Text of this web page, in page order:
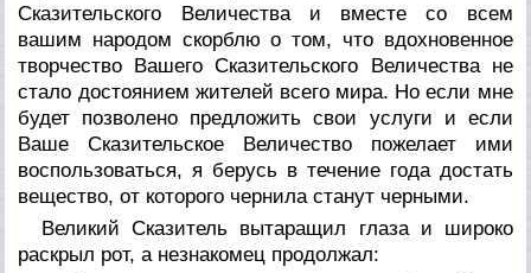
Сказительского Величества и вместе со всем
вашим народом скорблю о том, что вдохновенное
творчество Вашего Сказительского Величества не
стало достоянием жителей всего мира. Но если мне
будет позволено предложить свои услуги и если
Ваше Сказительское Величество пожелает ими
воспользоваться, я берусь в течение года достать
вещество, от которого чернила станут черными.
Великий Сказитель вытаращил глаза и широко
раскрыл рот, а незнакомец продолжал: